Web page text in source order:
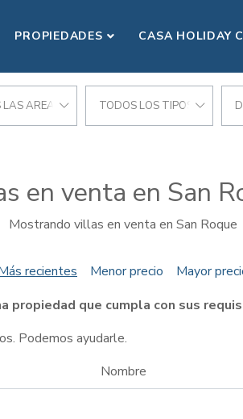
PROPIEDADES CASA HOLIDAY
AREAS TODOS LOS TIPOS
en venta en San
Mostrando villas en venta en San Roque
recientes Menor precio
Mayor
propiedad que cumpla con sus
Podemos ayudarle.
Nombre